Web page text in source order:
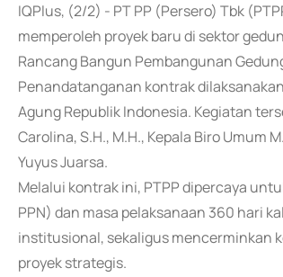
IQPlus, (2/2) - PT PP (Persero) Tbk
memperoleh proyek baru di sektor
Rancang Bangun Pembangunan
Penandatanganan kontrak
Agung Republik Indonesia. Kegiatan
Carolina, S.H., M.H., Kepala Biro Umum
Yuyus Juarsa.
Melalui kontrak ini, PTPP dipercaya
PPN) dan masa pelaksanaan 360 hari
institusional, sekaligus mencerminkan
proyek strategis.